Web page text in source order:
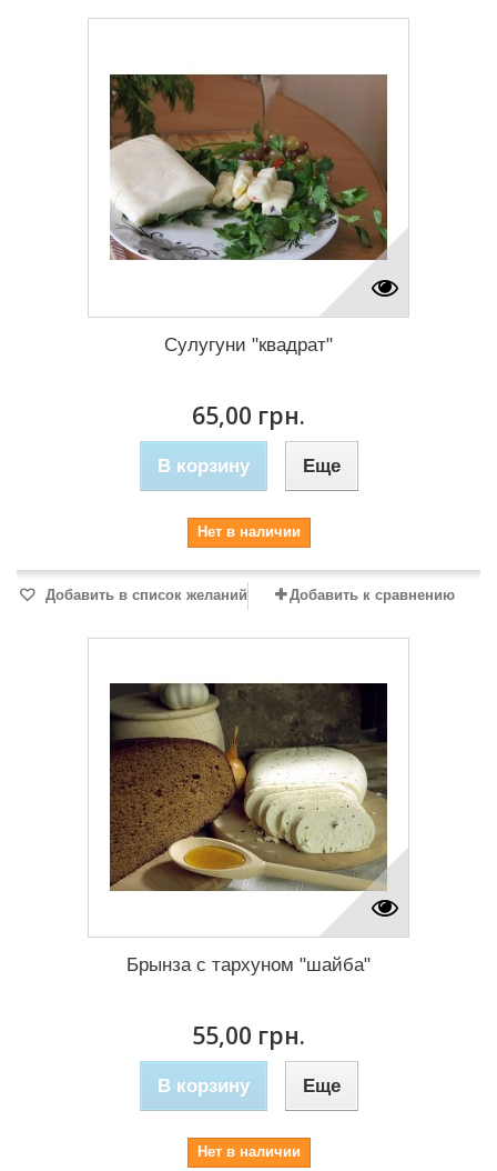
Сулугуни "квадрат"
65,00 грн.
В корзину Еще
Нет в наличии
Добавить в список желаний Добавить к сравнению
Брынза с тархуном "шайба"
55,00 грн.
В корзину Еще
Нет в наличии